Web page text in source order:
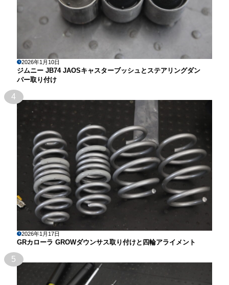
2026年1月10日
ジムニー JB74 JAOSキャスターブッシュとステアリングダン
パー取り付け
4
2026年1月17日
GRカローラ GROWダウンサス取り付けと四輪アライメント
5